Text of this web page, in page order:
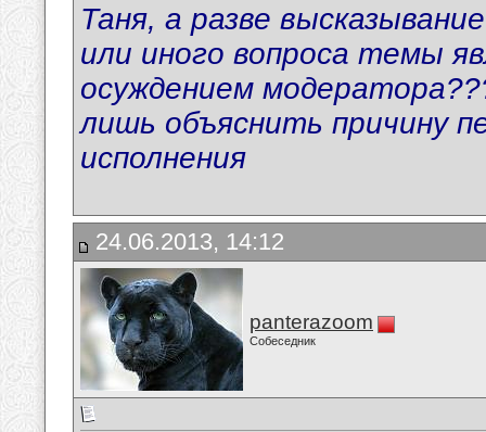
Таня, а разве
или иного вопроса темы
осуждением
лишь объяснить причину
исполнения
24.06.2013, 14:12
panterazoom
Собеседник